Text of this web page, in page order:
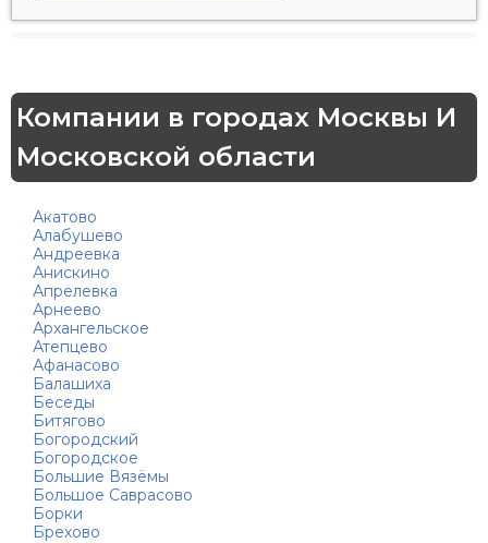
Компании в городах Москвы И
Московской области
Акатово
Алабушево
Андреевка
Анискино
Апрелевка
Арнеево
Архангельское
Атепцево
Афанасово
Балашиха
Беседы
Битягово
Богородский
Богородское
Большие Вязёмы
Большое Саврасово
Борки
Брехово